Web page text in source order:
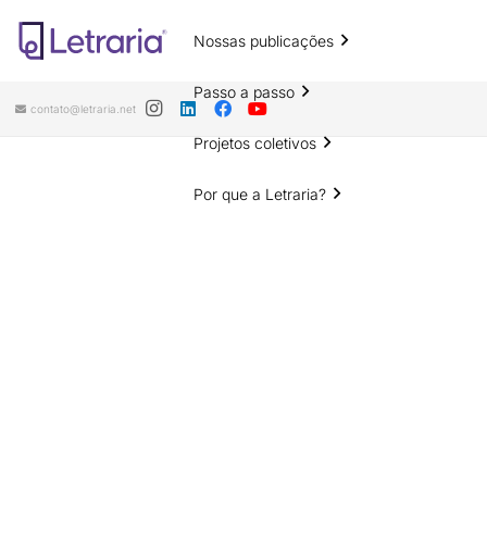
Nossas publicações
Passo a passo
Projetos coletivos
Por que a Letraria?
contato@letraria.net